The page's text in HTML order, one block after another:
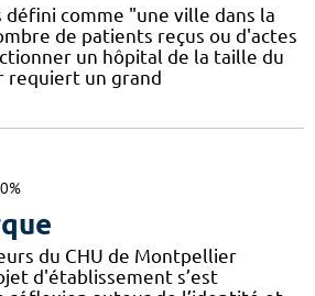
comme "une ville dans la
de patients reçus ou d'actes
un hôpital de la taille du
requiert un grand
du CHU de Montpellier
d'établissement s’est